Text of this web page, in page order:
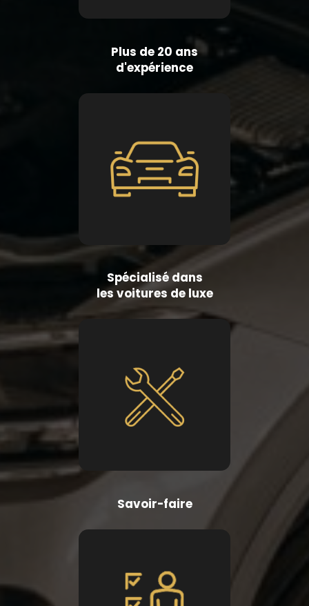
Plus de 20 ans
d'expérience
Spécialisé dans
les voitures de luxe
Savoir-faire